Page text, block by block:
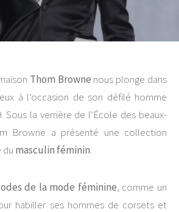
Thom Browne nous plonge dans
à l’occasion de son défilé homme
Sous la verrière de l’École des beaux-
Browne a présenté une collection
du masculin féminin.
de la mode féminine, comme un
habiller ses hommes de corsets et